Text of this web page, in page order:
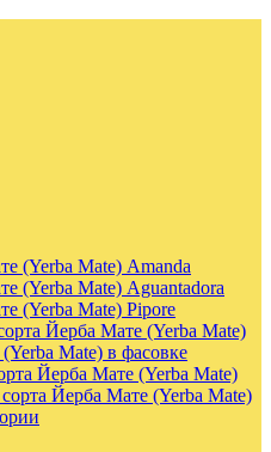
(Yerba Mate) Amanda
(Yerba Mate) Aguantadora
(Yerba Mate) Pipore
Йерба Мате (Yerba Mate)
Mate) в фасовке
Йерба Мате (Yerba Mate)
Йерба Мате (Yerba Mate)